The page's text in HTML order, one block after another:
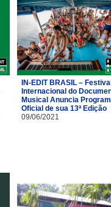
IN-EDIT BRASIL –
Internacional do
Musical Anuncia
Oficial de sua 13ª Edição
09/06/2021